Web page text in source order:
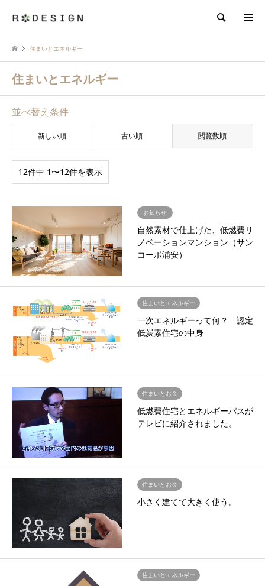
検索
住まいとエネルギー
住まいとエネルギー
並べ替え条件
新しい順 古い順 閲覧数順
12件中 1〜12件を表示
お知らせ
自然素材で仕上げた、低燃費リ
ノベーションマンション（サン
コーポ浦安）
住まいとエネルギー
一次エネルギーって何？ 認定
低炭素住宅の中身
住まいとお金
低燃費住宅とエネルギーパスが
テレビに紹介されました。
住まいとお金
小さく建てて大きく使う。
住まいとエネルギー